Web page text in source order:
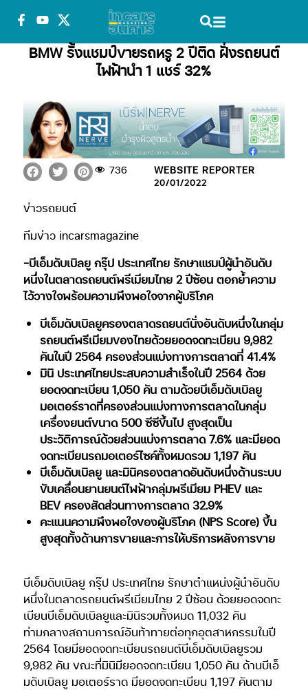
BMW รั้งแชมป์ขายรถหรู 2 ปีติด ฝั่งรถยนต์
ไฟฟ้านำ 1 แชร์ 32%
WEBSITE REPORTER
20/01/2022
736
ข่าวรถยนต์
ทีมข่าว incarsmagazine
-บีเอ็มดับเบิลยู กรุ๊ป ประเทศไทย รักษาแชมป์ผู้นำอันดับ
หนึ่งในตลาดรถยนต์พรีเมียมไทย 2 ปีซ้อน ตอกย้ำความ
ไว้วางใจพร้อมความพึงพอใจจากผู้บริโภค
บีเอ็มดับเบิลยูครองตลาดรถยนต์นั่งอันดับหนึ่งในกลุ่ม
รถยนต์พรีเมียมของไทยด้วยยอดจดทะเบียน 9,982
คันในปี 2564 ครองส่วนแบ่งทางการตลาดที่ 41.4%
มินิ ประเทศไทยประสบความสำเร็จในปี 2564 ด้วย
ยอดจดทะเบียน 1,050 คัน ตามด้วยบีเอ็มดับเบิลยู
มอเตอร์ราดที่ครองส่วนแบ่งทางการตลาดในกลุ่ม
เครื่องยนต์ขนาด 500 ซีซีขึ้นไป สูงสุดเป็น
ประวัติการณ์ด้วยส่วนแบ่งการตลาด 7.6% และมียอด
จดทะเบียนรถมอเตอร์ไซค์ทั้งหมดรวม 1,197 คัน
บีเอ็มดับเบิลยู และมินิครองตลาดอันดับหนึ่งด้านระบบ
ขับเคลื่อนยานยนต์ไฟฟ้ากลุ่มพรีเมียม PHEV และ
BEV ครองสัดส่วนทางการตลาด 32.9%
คะแนนความพึงพอใจของผู้บริโภค (NPS Score) ขึ้น
สูงสุดทั้งด้านการขายและการให้บริการหลังการขาย
บีเอ็มดับเบิลยู กรุ๊ป ประเทศไทย รักษาตำแหน่งผู้นำอันดับ
หนึ่งในตลาดรถยนต์พรีเมียมไทย 2 ปีซ้อน ด้วยยอดจดทะ
เบียนบีเอ็มดับเบิลยูและมินิรวมทั้งหมด 11,032 คัน
ท่ามกลางสถานการณ์อันท้าทายต่อทุกอุตสาหกรรมในปี
2564 โดยมียอดจดทะเบียนรถยนต์บีเอ็มดับเบิลยูรวม
9,982 คัน ขณะที่มินิมียอดจดทะเบียน 1,050 คัน ด้านบีเอ็
มดับเบิลยู มอเตอร์ราด มียอดจดทะเบียน 1,197 คันตาม